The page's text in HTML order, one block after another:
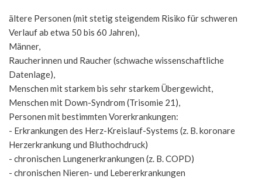
ältere Personen (mit stetig steigendem Risiko für schweren
Verlauf ab etwa 50 bis 60 Jahren),
Männer,
Raucherinnen und Raucher (schwache wissenschaftliche
Datenlage),
Menschen mit starkem bis sehr starkem Übergewicht,
Menschen mit Down-Syndrom (Trisomie 21),
Personen mit bestimmten Vorerkrankungen:
- Erkrankungen des Herz-Kreislauf-Systems (z. B. koronare
Herzerkrankung und Bluthochdruck)
- chronischen Lungenerkrankungen (z. B. COPD)
- chronischen Nieren- und Lebererkrankungen